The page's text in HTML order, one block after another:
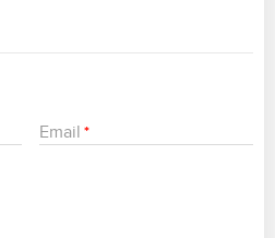
Email *